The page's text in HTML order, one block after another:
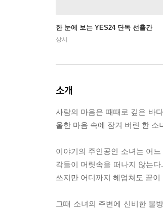
한 눈에 보는 YES24 단독 선출간
상시
소개
사람의 마음은 때때로 깊은 바
울한 마음 속에 잠겨 버린 한
이야기의 주인공인 소녀는 어
각들이 머릿속을 떠나지 않는
쓰지만 어디까지 헤엄쳐도 끝
그때 소녀의 주변에 신비한 물